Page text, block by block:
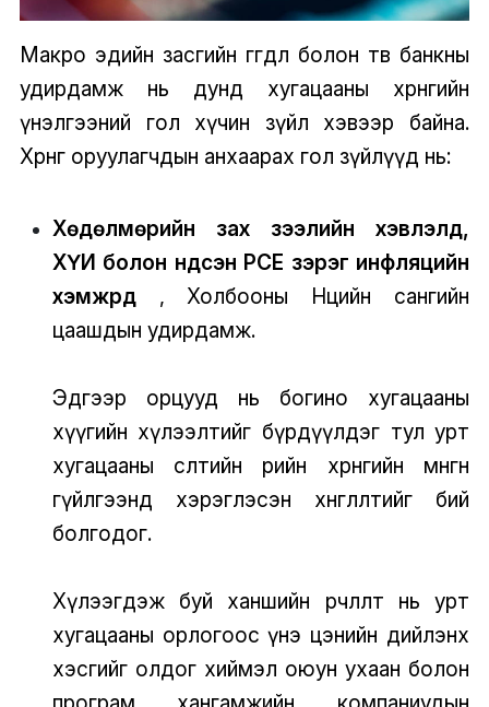
Макро эдийн засгийн өгөгдөл болон төв банкны
удирдамж нь дунд хугацааны хөрөнгийн
үнэлгээний гол хүчин зүйл хэвээр байна.
Хөрөнгө оруулагчдын анхаарах гол зүйлүүд нь:
Хөдөлмөрийн зах зээлийн хэвлэлүүд,
ХҮИ болон үндсэн PCE зэрэг инфляцийн
хэмжүүрүүд, Холбооны Нөөцийн сангийн
цаашдын удирдамж.
Эдгээр орцууд нь богино хугацааны
хүүгийн хүлээлтийг бүрдүүлдэг тул урт
хугацааны өсөлтийн өөрийн хөрөнгийн мөнгөн
гүйлгээнд хэрэглэсэн хөнгөлөлтийг бий
болгодог.
Хүлээгдэж буй ханшийн өөрчлөлт нь урт
хугацааны орлогоос үнэ цэнийн дийлэнх
хэсгийг олдог хиймэл оюун ухаан болон